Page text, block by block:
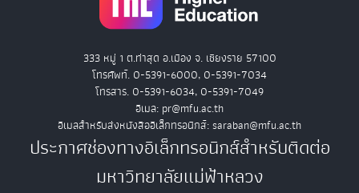
333 หมู่ 1 ต.ท่าสุด อ.เมือง จ. เชียงราย 57100
โทรศัพท์. 0-5391-6000, 0-5391-7034
โทรสาร. 0-5391-6034, 0-5391-7049
อีเมล: pr@mfu.ac.th
อีเมลสำหรับส่งหนังสืออิเล็กทรอนิกส์: saraban@mfu.ac.th
ประกาศช่องทางอิเล็กทรอนิกส์สำหรับติดต่อ
มหาวิทยาลัยแม่ฟ้าหลวง